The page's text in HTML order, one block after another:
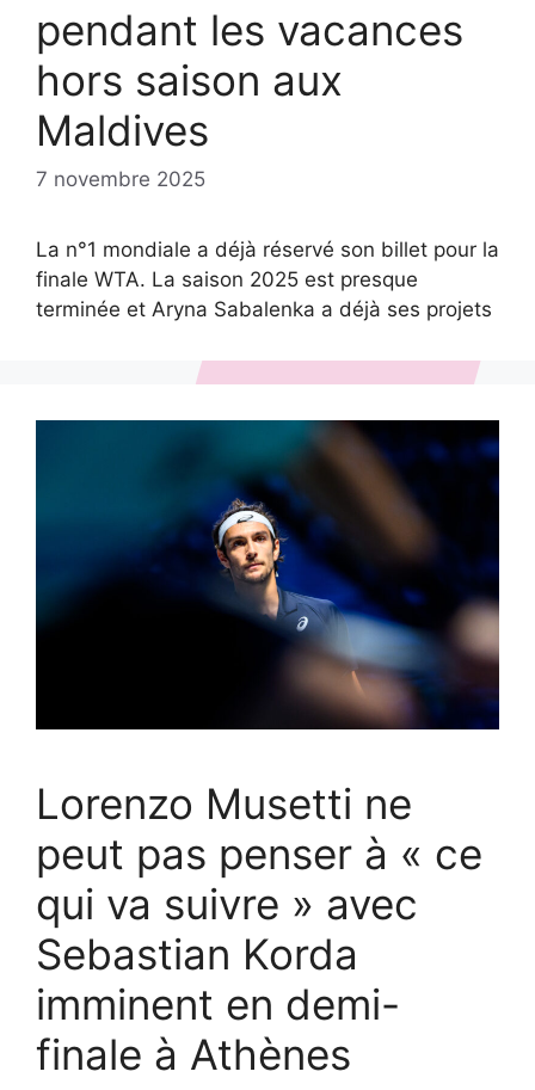
pendant les vacances
hors saison aux
Maldives
7 novembre 2025
La n°1 mondiale a déjà réservé son billet pour la
finale WTA. La saison 2025 est presque
terminée et Aryna Sabalenka a déjà ses projets
Lorenzo Musetti ne
peut pas penser à « ce
qui va suivre » avec
Sebastian Korda
imminent en demi-
finale à Athènes